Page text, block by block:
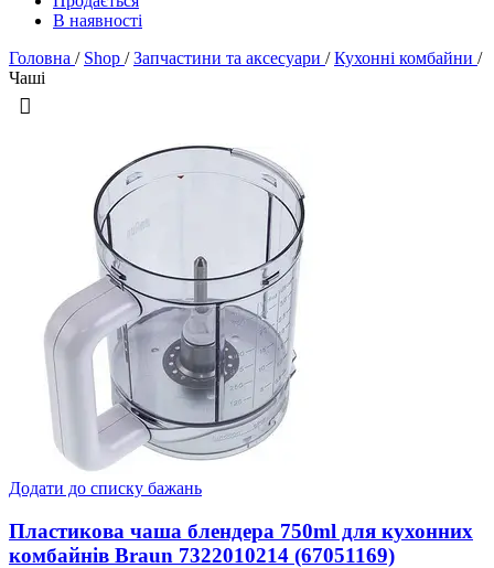
В наявності
Головна / Shop / Запчастини та аксесуари / Кухонні комбайни /
Чаші
Додати до списку бажань
Пластикова чаша блендера 750ml для кухонних
комбайнів Braun 7322010214 (67051169)